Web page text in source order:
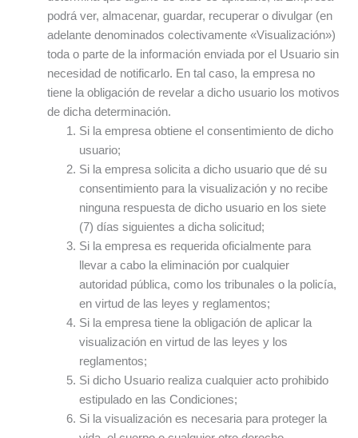
podrá ver, almacenar, guardar, recuperar o divulgar (en
adelante denominados colectivamente «Visualización»)
toda o parte de la información enviada por el Usuario sin
necesidad de notificarlo. En tal caso, la empresa no
tiene la obligación de revelar a dicho usuario los motivos
de dicha determinación.
Si la empresa obtiene el consentimiento de dicho
usuario;
Si la empresa solicita a dicho usuario que dé su
consentimiento para la visualización y no recibe
ninguna respuesta de dicho usuario en los siete
(7) días siguientes a dicha solicitud;
Si la empresa es requerida oficialmente para
llevar a cabo la eliminación por cualquier
autoridad pública, como los tribunales o la policía,
en virtud de las leyes y reglamentos;
Si la empresa tiene la obligación de aplicar la
visualización en virtud de las leyes y los
reglamentos;
Si dicho Usuario realiza cualquier acto prohibido
estipulado en las Condiciones;
Si la visualización es necesaria para proteger la